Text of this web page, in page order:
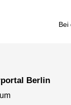
Bei
Berlin